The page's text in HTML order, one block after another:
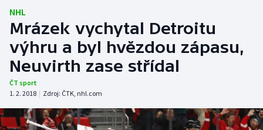
Fotbal
Hokej
Tenis
Atletika
Cyklistika
NHL
Mrázek vychytal Detroitu
výhru a byl hvězdou zápasu,
Neuvirth zase střídal
ČT sport
1. 2. 2018 | Zdroj: ČTK, nhl.com